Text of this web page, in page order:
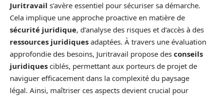
Juritravail s’avère essentiel pour sécuriser sa démarche.
Cela implique une approche proactive en matière de
sécurité juridique, d’analyse des risques et d’accès à des
ressources juridiques adaptées. À travers une évaluation
approfondie des besoins, Juritravail propose des conseils
juridiques ciblés, permettant aux porteurs de projet de
naviguer efficacement dans la complexité du paysage
légal. Ainsi, maîtriser ces aspects devient crucial pour